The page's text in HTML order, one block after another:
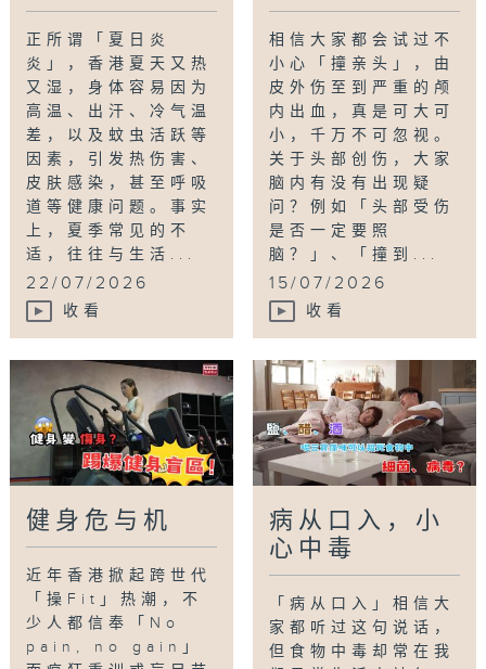
正所谓「夏日炎
炎」，香港夏天又热
又湿，身体容易因为
高温、出汗、冷气温
差，以及蚊虫活跃等
因素，引发热伤害、
皮肤感染，甚至呼吸
道等健康问题。事实
上，夏季常见的不
适，往往与生活...
22/07/2026
收看
相信大家都会试过不
小心「撞亲头」，由
皮外伤至到严重的颅
内出血，真是可大可
小，千万不可忽视。
关于头部创伤，大家
脑内有没有出现疑
问？例如「头部受伤
是否一定要照
脑？」、「撞到...
15/07/2026
收看
健身危与机
近年香港掀起跨世代
「操Fit」热潮，不
少人都信奉「No
pain, no gain」
病从口入，小
心中毒
「病从口入」相信大
家都听过这句说话，
但食物中毒却常在我